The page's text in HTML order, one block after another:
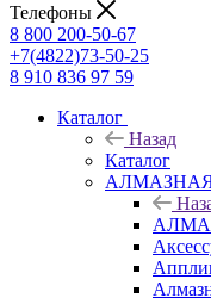
Телефоны
8 800 200-50-67
+7(4822)73-50-25
8 910 836 97 59
Каталог
Назад
Каталог